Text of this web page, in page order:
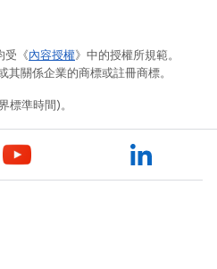
受《內容授權》中的授權所規範。
關係企業的商標或註冊商標。
準時間)。